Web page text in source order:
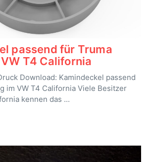
passend für Truma
T4 California
Download: Kamindeckel passend
im VW T4 California Viele Besitzer
kennen das ...